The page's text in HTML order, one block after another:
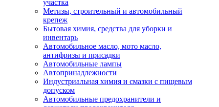
участка
Метизы, строительный и автомобильный
крепеж
Бытовая химия, средства для уборки и
инвентарь
Автомобильное масло, мото масло,
антифризы и присадки
Автомобильные лампы
Автопринадлежности
Индустриальная химия и смазки с пищевым
допуском
Автомобильные предохранители и